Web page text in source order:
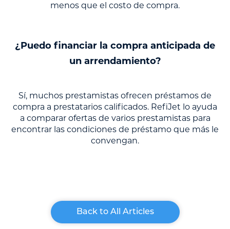
menos que el costo de compra.
¿Puedo financiar la compra anticipada de
un arrendamiento?
Sí, muchos prestamistas ofrecen préstamos de
compra a prestatarios calificados. RefiJet lo ayuda
a comparar ofertas de varios prestamistas para
encontrar las condiciones de préstamo que más le
convengan.
Back to All Articles